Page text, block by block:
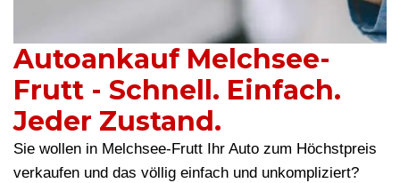
Autoankauf Melchsee-
Frutt - Schnell. Einfach.
Jeder Zustand.
Sie wollen in Melchsee-Frutt Ihr Auto zum Höchstpreis
verkaufen und das völlig einfach und unkompliziert?